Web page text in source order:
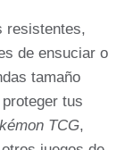
resistentes,
de ensuciar o
tamaño
tus
TCG,